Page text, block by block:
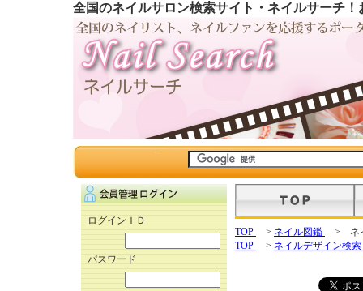
全国のネイルサロン検索サイト・ネイルサーチ
ログインＩＤ
パスワード
TOP > ネイル図鑑
> ネ
TOP
> ネイルデザイン検索